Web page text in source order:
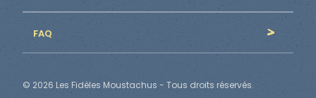
FAQ
© 2026 Les Fidèles Moustachus - Tous droits réservés.